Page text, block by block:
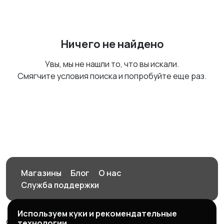
Ничего не найдено
Увы, мы не нашли то, что вы искали.
Смягчите условия поиска и попробуйте еще раз.
Магазины Блог
О нас
Служба поддержки
Используем куки и рекомендательные